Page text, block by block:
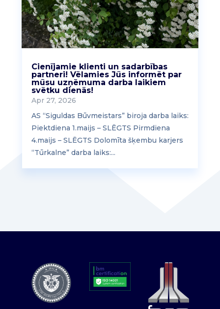
Cienījamie klienti un sadarbības
partneri! Vēlamies Jūs informēt par
mūsu uzņēmuma darba laikiem
svētku dienās!
Apr 27, 2026
AS “Siguldas Būvmeistars” biroja darba laiks:
Piektdiena 1.maijs – SLĒGTS Pirmdiena
4.maijs – SLĒGTS Dolomīta šķembu karjers
“Tūrkalne” darba laiks:...